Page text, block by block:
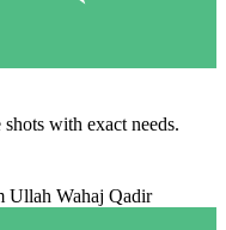
with exact needs.
Ullah Wahaj Qadir